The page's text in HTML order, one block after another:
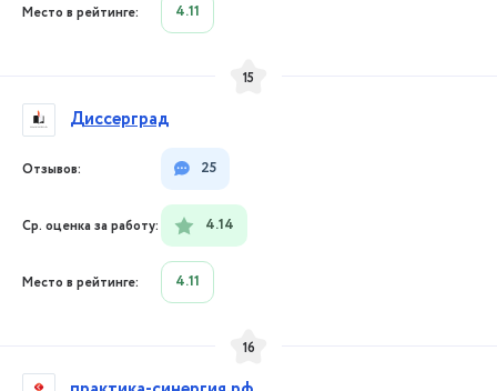
4.11
15
Диссерград
25
4.14
4.11
16